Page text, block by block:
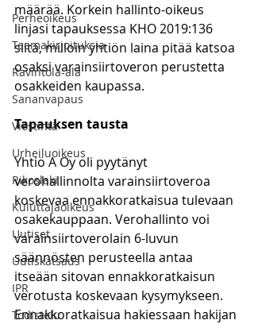
Perheoikeus
Teemakirjoituksia
Ravintola-ala
Sananvapaus
Viestintä
Urheiluoikeus
Rikoslaki
Kuluttajaoikeus
Uutiset
Uutiskatsaus
IPR
Todistelu
määrää. Korkein hallinto-oikeus
linjasi tapauksessa KHO 2019:136
siitä, milloin yhtiön laina pitää katsoa
osaksi varainsiirtoveron perustetta
osakkeiden kaupassa.
Tapauksen tausta
Yhtiö A Oy oli pyytänyt
verohallinnolta varainsiirtoveroa
koskevaa ennakkoratkaisua tulevaan
osakekauppaan. Verohallinto voi
varainsiirtoverolain 6-luvun
säännösten perusteella antaa
itseään sitovan ennakkoratkaisun
verotusta koskevaan kysymykseen.
Ennakkoratkaisua hakiessaan hakijan